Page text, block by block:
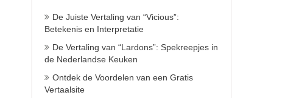
De Juiste Vertaling van “Vicious”:
Betekenis en Interpretatie
De Vertaling van “Lardons”: Spekreepjes in
de Nederlandse Keuken
Ontdek de Voordelen van een Gratis
Vertaalsite